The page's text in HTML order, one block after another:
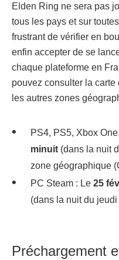
Elden Ring ne sera pas
tous les pays et sur
frustrant de vérifier en
enfin accepter de se
chaque plateforme en
pouvez consulter la
les autres zones
PS4, PS5, Xbox
minuit (dans la nuit
zone géographique
PC Steam : Le 25
(dans la nuit du
Préchargement